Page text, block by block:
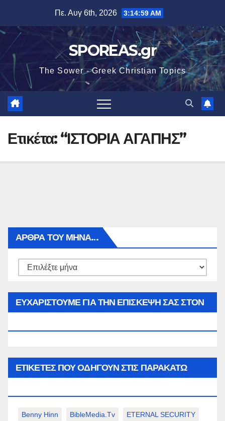
περιεχόμενο
Πε. Αυγ 6th, 2026 3:14:59 AM
SPOREAS.gr
The Sower - Greek Christian Topics
Ετικέτα:“ΙΣΤΟΡΙΑ ΑΓΑΠΗΣ”
ΑΡΘΡΑ ΤΟΥ ΜΉΝΑ…
Αρθρα
ΕΥΧΑΡΙΣΤΟΥΜΕ ΓΙΑ ΤΗΝ ΕΠΙΣΚΕΨΗ ΣΑΣ ΣΤΟΝ
ΕΤΙΚΈΤΕΣ ΠΟΥ ΟΔΗΓΟΎΝ ΣΤΙΣ ΠΑΡΑΚΆΤΩ
Benny Hinn BibleMedia.tv ETERNAL SECURITY